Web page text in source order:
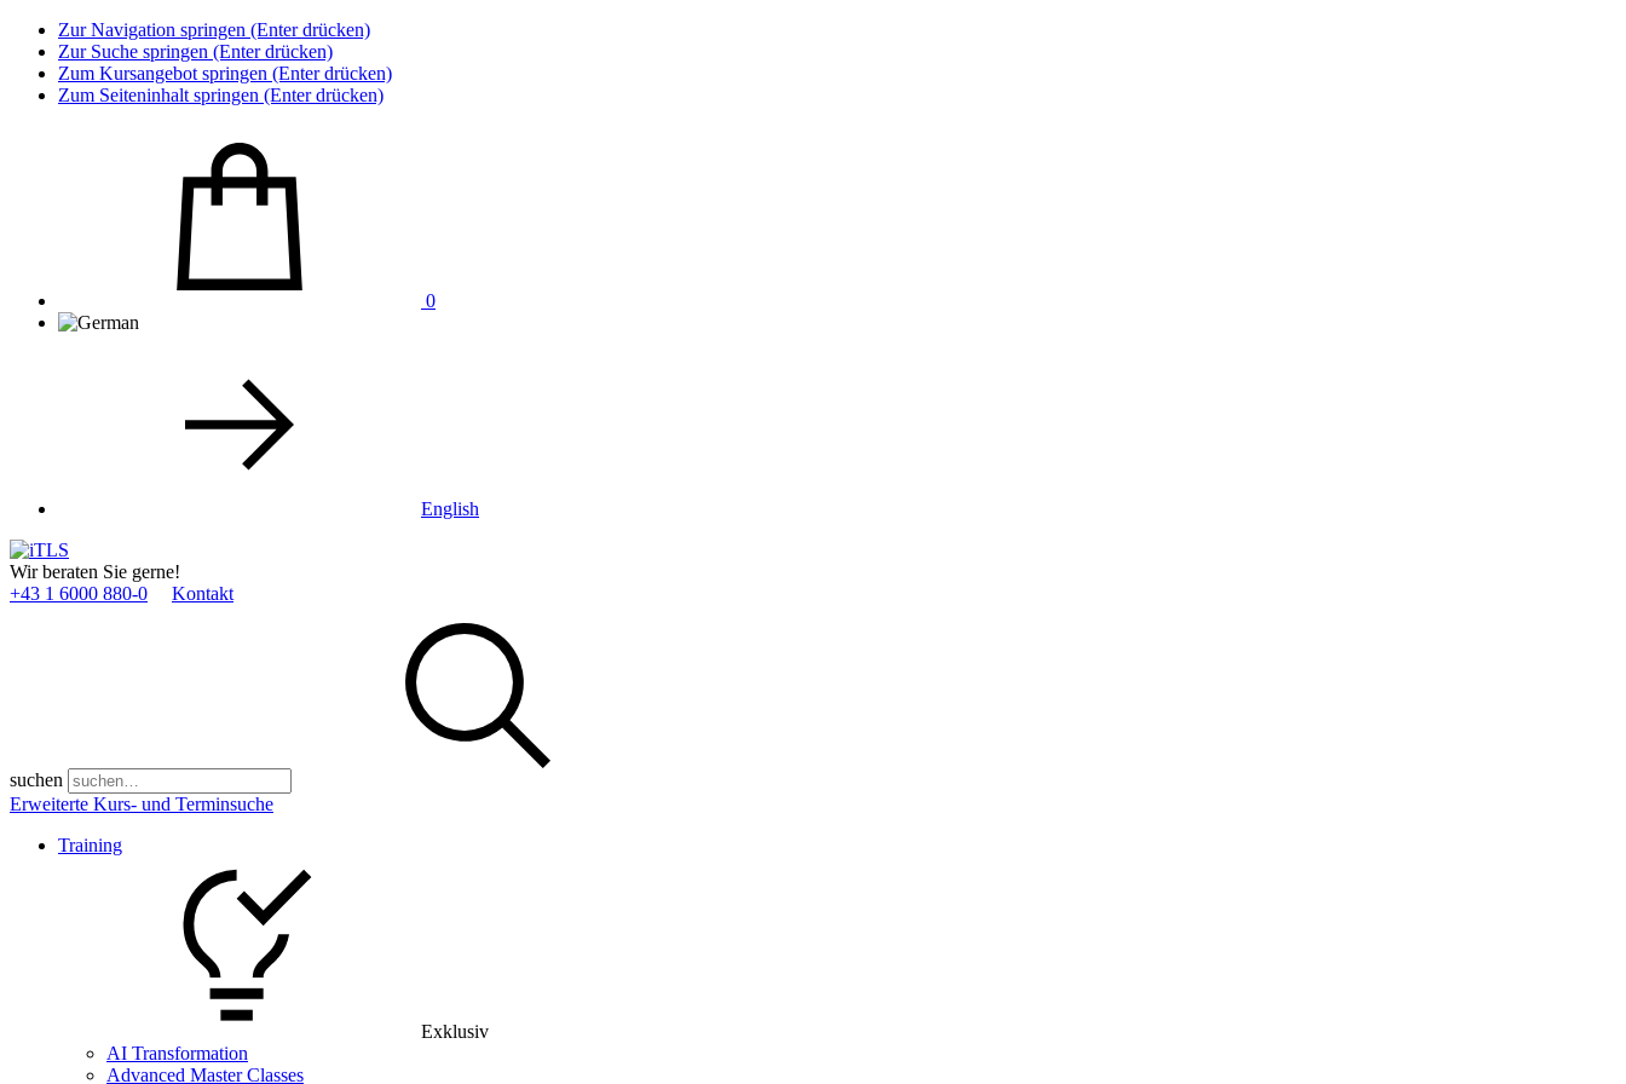
Zur Navigation springen (Enter drücken)
Zur Suche springen (Enter drücken)
Zum Kursangebot springen (Enter drücken)
Zum Seiteninhalt springen (Enter drücken)
0
English
Wir beraten Sie gerne!
+43 1 6000 880­-0
Kontakt
suchen
Erweiterte Kurs- und Terminsuche
Training
Exklusiv
AI Transformation
Advanced Master Classes